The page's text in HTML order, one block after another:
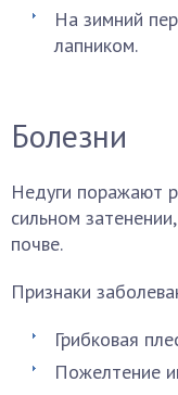
На зимний
лапником.
Болезни
Недуги поражают
сильном
почве.
Признаки
Грибковая
Пожелтение